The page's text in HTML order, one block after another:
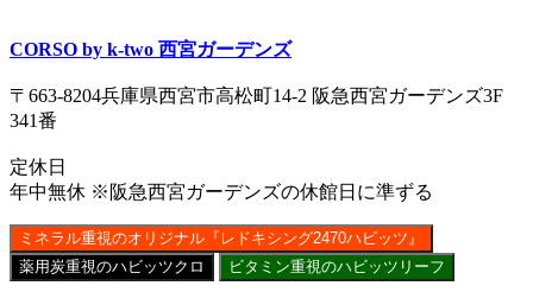
CORSO by k-two 西宮ガーデンズ
〒663-8204兵庫県西宮市高松町14-2 阪急西宮ガーデンズ3F
341番
定休日
年中無休 ※阪急西宮ガーデンズの休館日に準ずる
ミネラル重視のオリジナル『レドキシング2470ハビッツ』
薬用炭重視のハビッツクロ
ビタミン重視のハビッツリーフ